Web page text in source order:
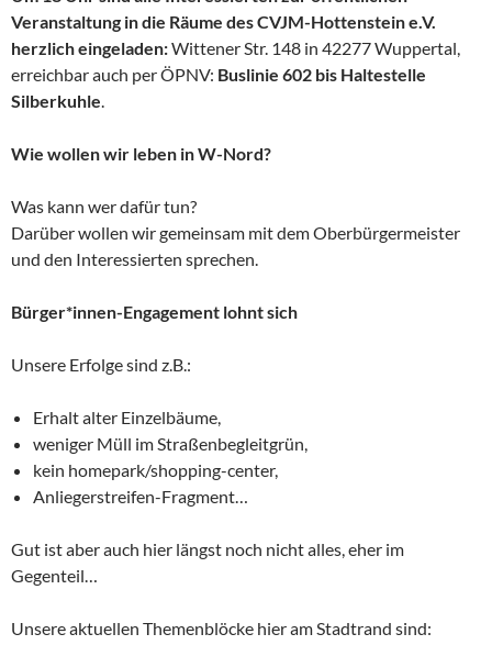
Veranstaltung in die Räume des CVJM-Hottenstein e.V.
herzlich eingeladen:Wittener Str. 148 in 42277 Wuppertal,
erreichbar auch per ÖPNV: Buslinie 602 bis Haltestelle
Silberkuhle.
Wie wollen wir leben in W-Nord?
Was kann wer dafür tun?
Darüber wollen wir gemeinsam mit dem Oberbürgermeister
und den Interessierten sprechen.
Bürger*innen-Engagement lohnt sich
Unsere Erfolge sind z.B.:
Erhalt alter Einzelbäume,
weniger Müll im Straßenbegleitgrün,
kein homepark/shopping-center,
Anliegerstreifen-Fragment…
Gut ist aber auch hier längst noch nicht alles, eher im
Gegenteil…
Unsere aktuellen Themenblöcke hier am Stadtrand sind: